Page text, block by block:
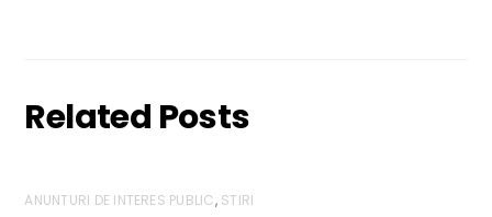
Related Posts
ANUNTURI DE INTERES PUBLIC, STIRI